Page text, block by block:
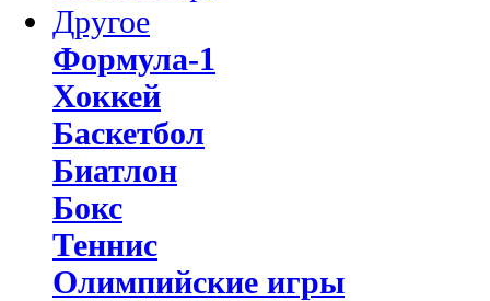
Другое
Формула-1
Хоккей
Баскетбол
Биатлон
Бокс
Теннис
Олимпийские игры